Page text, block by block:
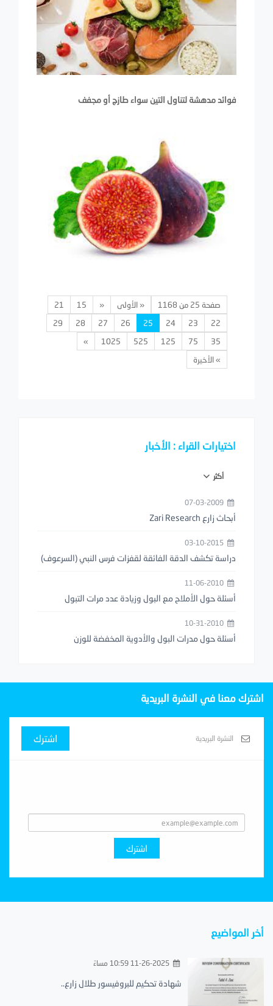
فوائد مدهشة لتناول التين سواء طازج أو مجفف
صفحة 25 من 1168 « الأولى «
15
21
22
23
24
25
26
27
28
29
35
75
125
525
1025
»
» الأخيرة
اختيارات القراء : الأخبار
أكثر
أبحاث زارع Zari Research
دراسة تكشف الدقة الفائقة لقفزات فرس النبي (السرعوف)
أسئلة حول الأملاح مع البول وزيادة عدد مرات التبول
أسئلة حول مدرات البول والأدوية المخفضة للوزن
اشترك معنا في النشرة البريدية
اشترك
اشترك
أخر المواضيع
11-26-2025 10:59 مساءً
شهادة تحكيم للبروفيسور طلال زارع..